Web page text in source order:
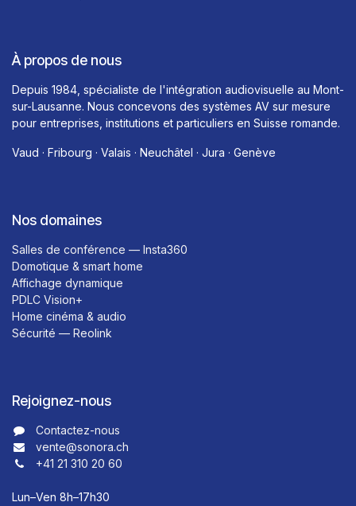
À propos de nous
Depuis 1984, spécialiste de l'intégration audiovisuelle au Mont-
sur-Lausanne. Nous concevons des systèmes AV sur mesure
pour entreprises, institutions et particuliers en Suisse romande.
Vaud · Fribourg · Valais · Neuchâtel · Jura · Genève
Nos domaines
Salles de conférence — Insta360
Domotique & smart home
Affichage dynamique
PDLC Vision+
Home cinéma & audio
Sécurité — Reolink
Rejoignez-nous
Contactez-nous​​
vente@sonora.ch
+41 21 310 20 60
Lun–Ven 8h–17h30